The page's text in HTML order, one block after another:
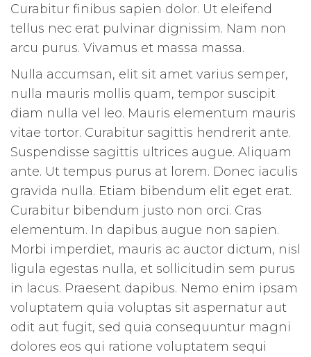
Curabitur finibus sapien dolor. Ut eleifend
tellus nec erat pulvinar dignissim. Nam non
arcu purus. Vivamus et massa massa.
Nulla accumsan, elit sit amet varius semper,
nulla mauris mollis quam, tempor suscipit
diam nulla vel leo. Mauris elementum mauris
vitae tortor. Curabitur sagittis hendrerit ante.
Suspendisse sagittis ultrices augue. Aliquam
ante. Ut tempus purus at lorem. Donec iaculis
gravida nulla. Etiam bibendum elit eget erat.
Curabitur bibendum justo non orci. Cras
elementum. In dapibus augue non sapien.
Morbi imperdiet, mauris ac auctor dictum, nisl
ligula egestas nulla, et sollicitudin sem purus
in lacus. Praesent dapibus. Nemo enim ipsam
voluptatem quia voluptas sit aspernatur aut
odit aut fugit, sed quia consequuntur magni
dolores eos qui ratione voluptatem sequi